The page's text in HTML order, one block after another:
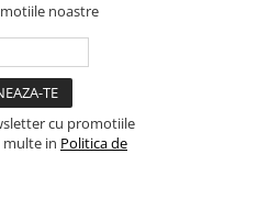
noastre
cu promotiile
multe in Politica de